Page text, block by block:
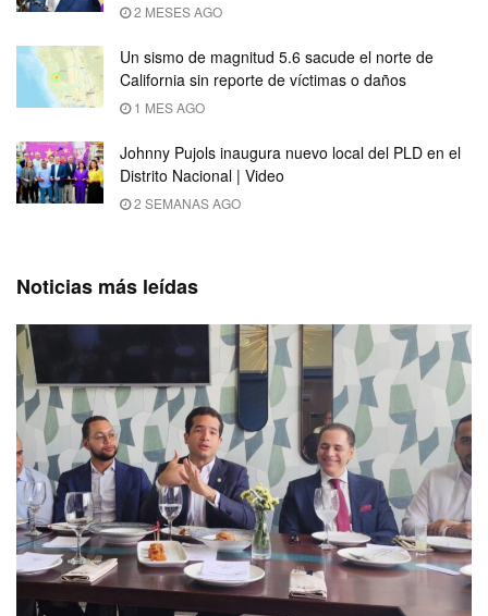
2 MESES AGO
Un sismo de magnitud 5.6 sacude el norte de
California sin reporte de víctimas o daños
1 MES AGO
Johnny Pujols inaugura nuevo local del PLD en el
Distrito Nacional | Video
2 SEMANAS AGO
Noticias más leídas